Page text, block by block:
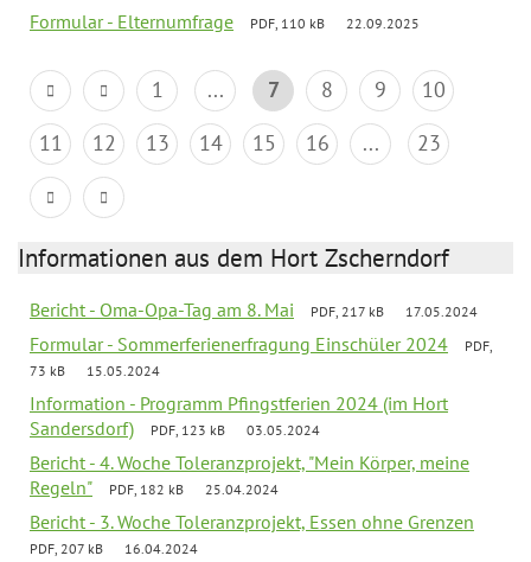
Formular - Elternumfrage PDF, 110 kB 22.09.2025
1 ... 7 8 9
10
11
12 13 14 15 16 ... 23
Informationen aus dem Hort Zscherndorf
Bericht - Oma-Opa-Tag am 8. Mai PDF, 217 kB 17.05.2024
Formular - Sommerferienerfragung Einschüler 2024
PDF,
73 kB
15.05.2024
Information - Programm Pfingstferien 2024 (im Hort
Sandersdorf)
PDF, 123 kB 03.05.2024
Bericht - 4. Woche Toleranzprojekt, "Mein Körper, meine
Regeln"
PDF, 182 kB 25.04.2024
Bericht - 3. Woche Toleranzprojekt, Essen ohne Grenzen
PDF, 207 kB 16.04.2024